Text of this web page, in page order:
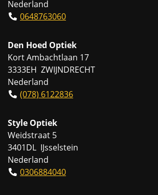
Nederland
0648763060
Den Hoed Optiek
Kort Ambachtlaan 17
3333EH ZWIJNDRECHT
Nederland
(078) 6122836
Style Optiek
Weidstraat 5
3401DL IJsselstein
Nederland
0306884040